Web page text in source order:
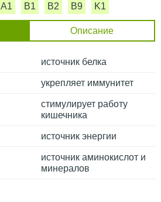
A1 B1 B2 B9 K1
Описание
источник белка
укрепляет иммунитет
стимулирует работу
кишечника
источник энергии
источник аминокислот и
минералов